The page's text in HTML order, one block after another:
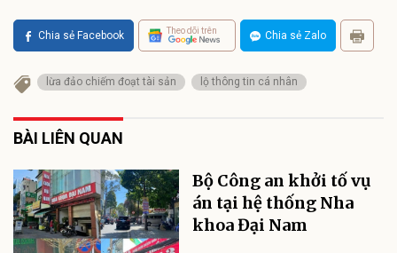
Chia sẻ Facebook Theo dõi trên Chia sẻ Zalo
lừa đảo chiếm đoạt tài sản lộ thông tin cá nhân
BÀI LIÊN QUAN
Bộ Công an khởi tố vụ
án tại hệ thống Nha
khoa Đại Nam